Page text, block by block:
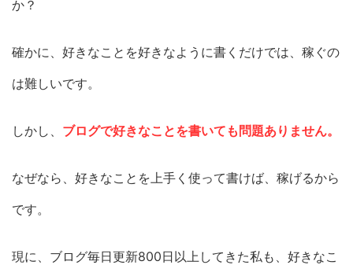
か？
確かに、好きなことを好きなように書くだけでは、稼ぐの
は難しいです。
しかし、 ブログで好きなことを書いても問題ありません。
なぜなら、好きなことを上手く使って書けば、稼げるから
です。
現に、ブログ毎日更新800日以上してきた私も、好きなこ